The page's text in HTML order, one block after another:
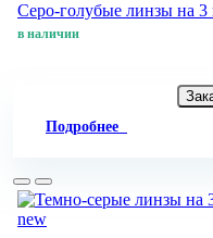
Серо-голубые линзы на 3
в наличии
Подробнее
new